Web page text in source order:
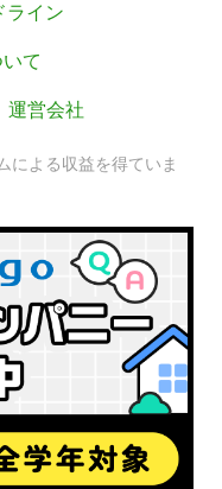
ライン
て
運営会社
による収益を得ていま